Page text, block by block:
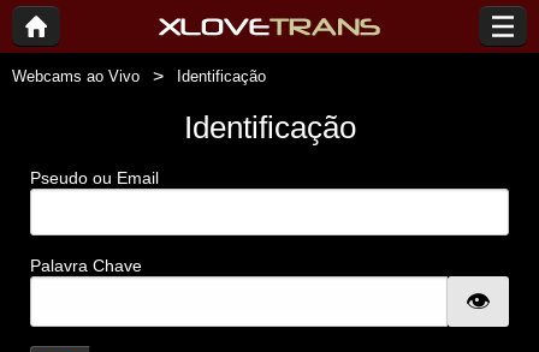
Webcams ao Vivo Identificação
Identificação
Pseudo ou Email
Palavra Chave